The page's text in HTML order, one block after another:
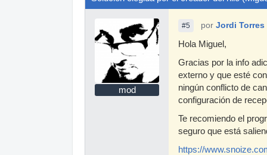
mod
#5 por Jordi Torres
Hola Miguel,
Gracias por la info
externo y que esté
ningún conflicto de
configuración de
Te recomiendo el
seguro que está
https://